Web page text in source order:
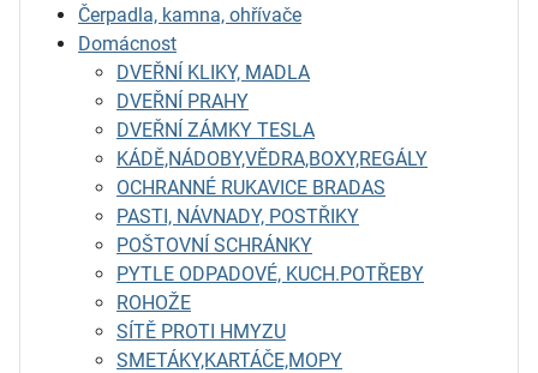
Čerpadla, kamna, ohřívače
Domácnost
DVEŘNÍ KLIKY, MADLA
DVEŘNÍ PRAHY
DVEŘNÍ ZÁMKY TESLA
KÁDĚ,NÁDOBY,VĚDRA,BOXY,REGÁLY
OCHRANNÉ RUKAVICE BRADAS
PASTI, NÁVNADY, POSTŘIKY
POŠTOVNÍ SCHRÁNKY
PYTLE ODPADOVÉ, KUCH.POTŘEBY
ROHOŽE
SÍTĚ PROTI HMYZU
SMETÁKY,KARTÁČE,MOPY